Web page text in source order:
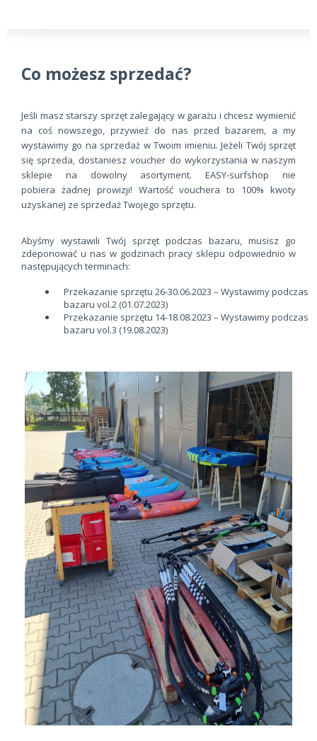
Co możesz sprzedać?
Jeśli masz starszy sprzęt zalegający w garażu i chcesz wymienić
na coś nowszego, przywieź do nas przed bazarem, a my
wystawimy go na sprzedaż w Twoim imieniu. Jeżeli Twój sprzęt
się sprzeda, dostaniesz voucher do wykorzystania w naszym
sklepie na dowolny asortyment. EASY-surfshop nie
pobiera żadnej prowizji! Wartość vouchera to 100% kwoty
uzyskanej ze sprzedaż Twojego sprzętu.
Abyśmy wystawili Twój sprzęt podczas bazaru, musisz go
zdeponować u nas w godzinach pracy sklepu odpowiednio w
następujących terminach:
Przekazanie sprzętu 26-30.06.2023 – Wystawimy podczas
bazaru vol.2 (01.07.2023)
Przekazanie sprzętu 14-18.08.2023 – Wystawimy podczas
bazaru vol.3 (19.08.2023)